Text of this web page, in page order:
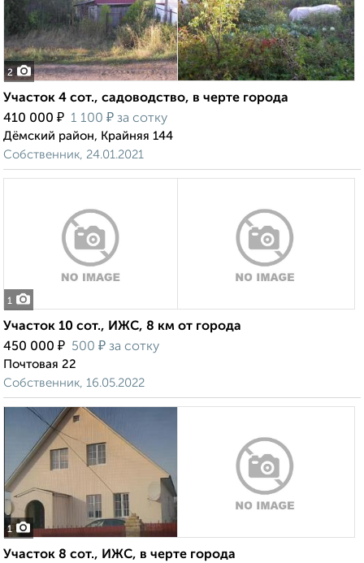
2
Участок 4 сот., садоводство, в черте города
410 000 ₽ 1 100 ₽ за сотку
Дёмский район, Крайняя 144
Собственник, 24.01.2021
1
Участок 10 сот., ИЖС, 8 км от города
450 000 ₽ 500 ₽ за сотку
Почтовая 22
Собственник, 16.05.2022
1
Участок 8 сот., ИЖС, в черте города